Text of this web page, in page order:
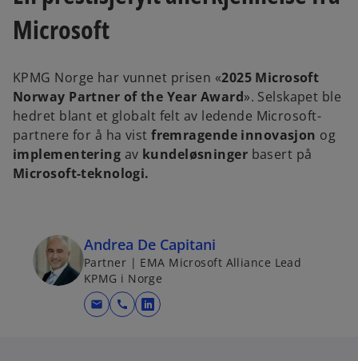
t
b
t
Microsoft
KPMG Norge har vunnet prisen «2025 Microsoft
Norway Partner of the Year Award». Selskapet ble
hedret blant et globalt felt av ledende Microsoft-
partnere for å ha vistfremragende innovasjon og
implementering av kundeløsninger basert på
Microsoft-teknologi.
Andrea De Capitani
Partner | EMA Microsoft Alliance Lead
KPMG i Norge
mail call
o